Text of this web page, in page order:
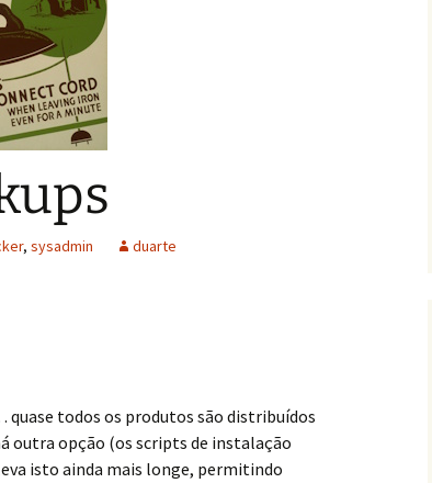
, sysadmin duarte
todos os produtos são distribuídos
outra opção (os scripts de instalação
isto ainda mais longe, permitindo